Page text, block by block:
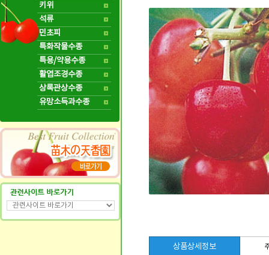
키위
석류
민초피
특화작물수종
특용/약용수종
활엽조경수종
상록관상수종
유망소득과수종
상품상세정보